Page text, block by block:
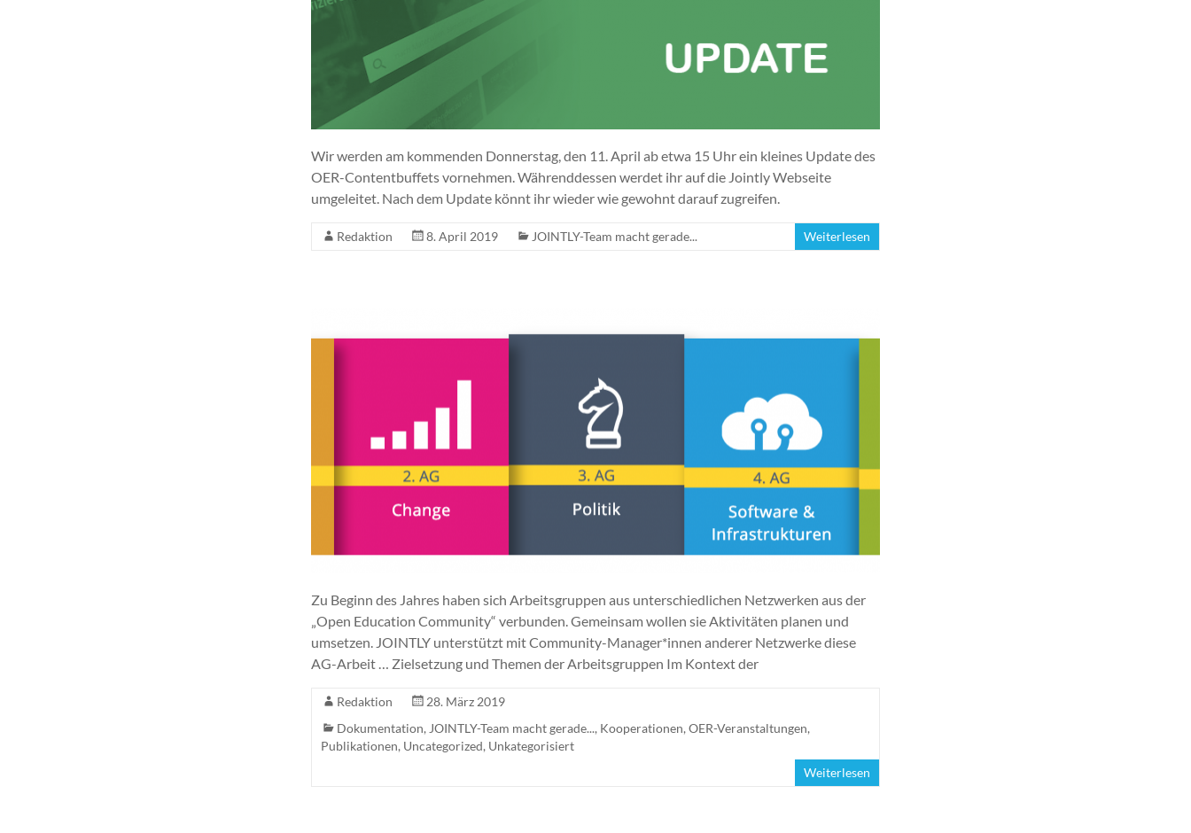
Wir werden am kommenden Donnerstag, den 11. April ab etwa 15 Uhr ein kleines Update des
OER-Contentbuffets vornehmen. Währenddessen werdet ihr auf die Jointly Webseite
umgeleitet. Nach dem Update könnt ihr wieder wie gewohnt darauf zugreifen.
Redaktion 8. April 2019 JOINTLY-Team macht gerade... Weiterlesen
Zu Beginn des Jahres haben sich Arbeitsgruppen aus unterschiedlichen Netzwerken aus der
„Open Education Community“ verbunden. Gemeinsam wollen sie Aktivitäten planen und
umsetzen. JOINTLY unterstützt mit Community-Manager*innen anderer Netzwerke diese
AG-Arbeit … Zielsetzung und Themen der Arbeitsgruppen Im Kontext der
Redaktion
28. März 2019
Dokumentation, JOINTLY-Team macht gerade..., Kooperationen,OER-Veranstaltungen,
Publikationen, Uncategorized, Unkategorisiert
Weiterlesen